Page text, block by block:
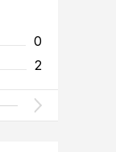
0
2